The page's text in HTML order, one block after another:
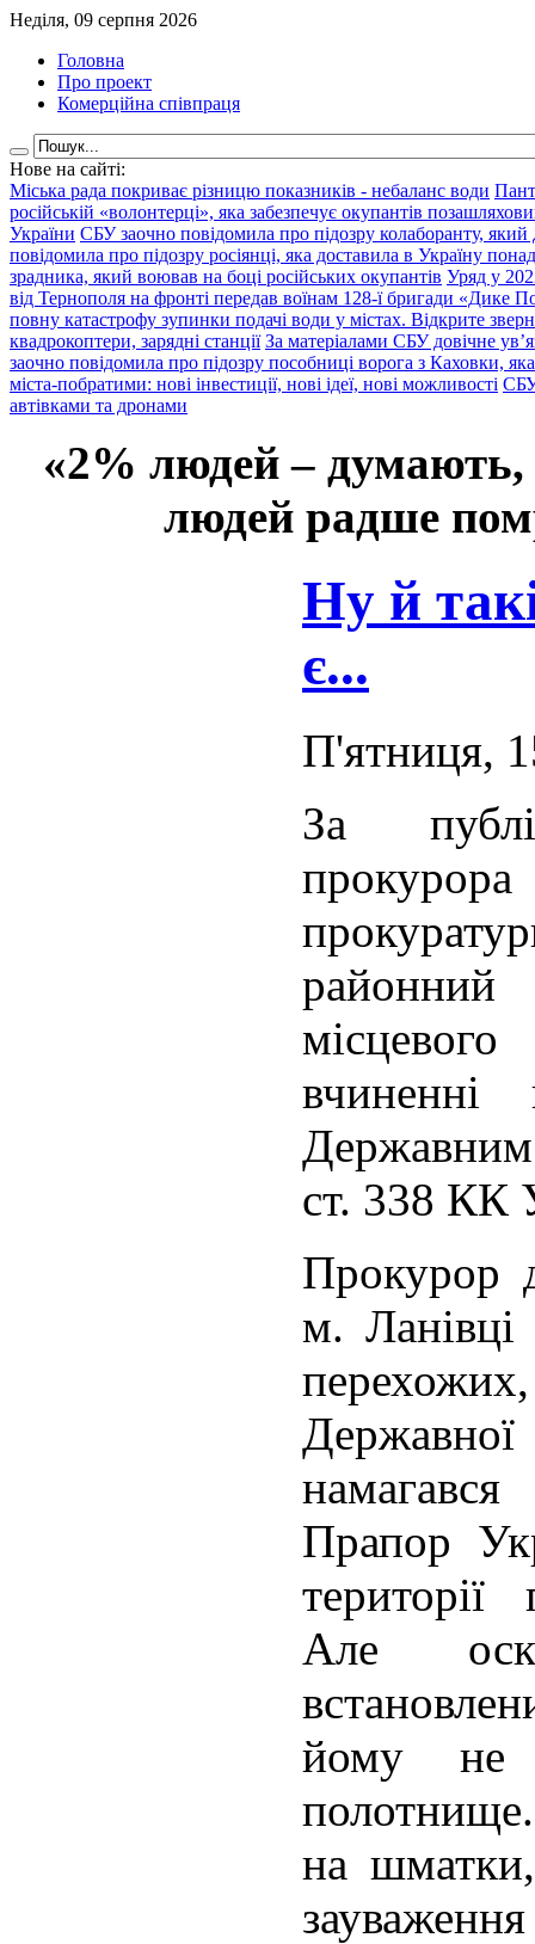
Неділя, 09 серпня 2026
Головна
Про проект
Комерційна співпраця
Нове на сайті:
Міська рада покриває різницю показників - небаланс води
російській «волонтерці», яка забезпечує окупантів
України СБУ заочно повідомила про підозру колаборанту,
повідомила про підозру росіянці, яка доставила в Україну
зрадника, який воював на боці російських окупантів Уряд у
від Тернополя на фронті передав воїнам 128-ї бригади «Дике
повну катастрофу зупинки подачі води у містах. Відкрите
квадрокоптери, зарядні станції За матеріалами СБУ довічне
заочно повідомила про підозру пособниці ворога з Каховки,
міста-побратими: нові інвестиції, нові ідеї, нові можливості СБУ
автівками та дронами
«2% людей –
людей радше
Ну й
є...
П'ятниця,
За
вчиненні
ст. 338 КК
Прокурор
м. Ланівці
Прапор
території
Але
йому не
на